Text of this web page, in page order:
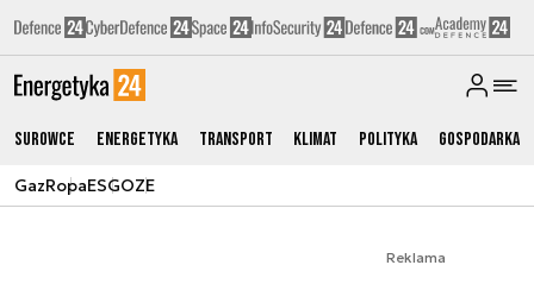
Surowce Energetyka Transport Klimat Polityka Gospodarka
GazRopaESGOZE
Reklama